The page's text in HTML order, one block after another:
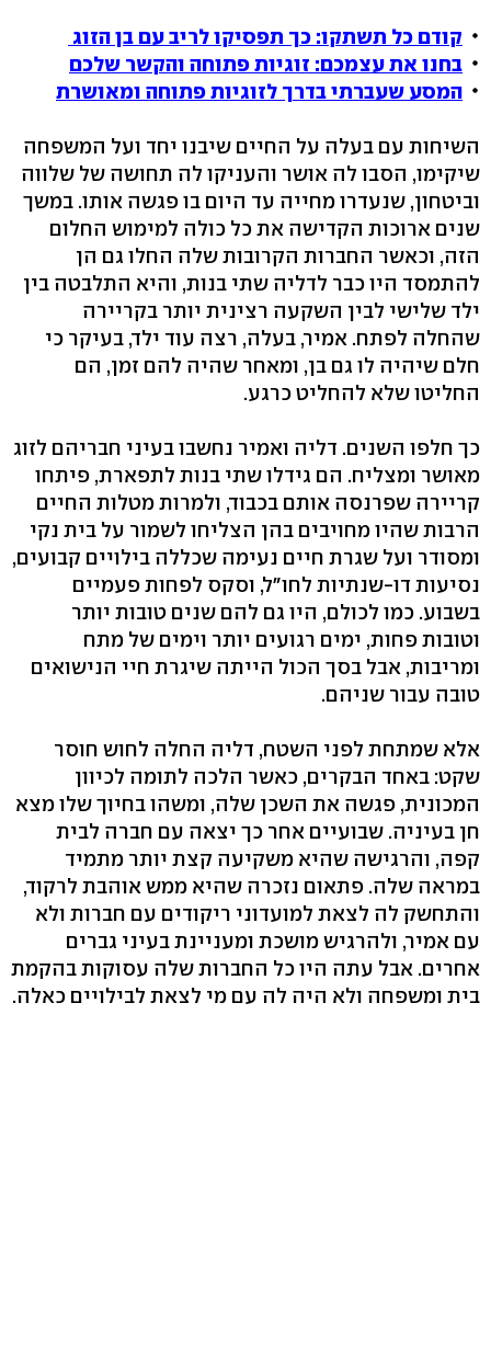
קודם כל תשתקו: כך תפסיקו לריב עם בן הזוג
בחנו את עצמכם: זוגיות פתוחה והקשר שלכם
המסע שעברתי בדרך לזוגיות פתוחה ומאושרת
השיחות עם בעלה על החיים שיבנו יחד ועל המשפחה
שיקימו, הסבו לה אושר והעניקו לה תחושה של שלווה
וביטחון, שנעדרו מחייה עד היום בו פגשה אותו. במשך
שנים ארוכות הקדישה את כל כולה למימוש החלום
הזה, וכאשר החברות הקרובות שלה החלו גם הן
להתמסד היו כבר לדליה שתי בנות, והיא התלבטה בין
ילד שלישי לבין השקעה רצינית יותר בקריירה
שהחלה לפתח. אמיר, בעלה, רצה עוד ילד, בעיקר כי
חלם שיהיה לו גם בן, ומאחר שהיה להם זמן, הם
החליטו שלא להחליט כרגע.
כך חלפו השנים. דליה ואמיר נחשבו בעיני חבריהם לזוג
מאושר ומצליח. הם גידלו שתי בנות לתפארת, פיתחו
קריירה שפרנסה אותם בכבוד, ולמרות מטלות החיים
הרבות שהיו מחויבים בהן הצליחו לשמור על בית נקי
ומסודר ועל שגרת חיים נעימה שכללה בילויים קבועים,
נסיעות דו-שנתיות לחו"ל, וסקס לפחות פעמיים
בשבוע. כמו לכולם, היו גם להם שנים טובות יותר
וטובות פחות, ימים רגועים יותר וימים של מתח
ומריבות, אבל בסך הכול הייתה שיגרת חיי הנישואים
טובה עבור שניהם.
אלא שמתחת לפני השטח, דליה החלה לחוש חוסר
שקט: באחד הבקרים, כאשר הלכה לתומה לכיוון
המכונית, פגשה את השכן שלה, ומשהו בחיוך שלו מצא
חן בעיניה. שבועיים אחר כך יצאה עם חברה לבית
קפה, והרגישה שהיא משקיעה קצת יותר מתמיד
במראה שלה. פתאום נזכרה שהיא ממש אוהבת לרקוד,
והתחשק לה לצאת למועדוני ריקודים עם חברות ולא
עם אמיר, ולהרגיש מושכת ומעניינת בעיני גברים
אחרים. אבל עתה היו כל החברות שלה עסוקות בהקמת
בית ומשפחה ולא היה לה עם מי לצאת לבילויים כאלה.